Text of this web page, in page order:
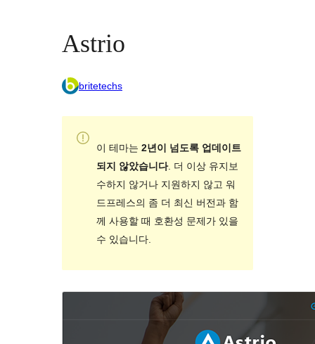
Astrio
britetechs
이 테마는 2년이 넘도록 업데이트
되지 않았습니다. 더 이상 유지보
수하지 않거나 지원하지 않고 워
드프레스의 좀 더 최신 버전과 함
께 사용할 때 호환성 문제가 있을
수 있습니다.